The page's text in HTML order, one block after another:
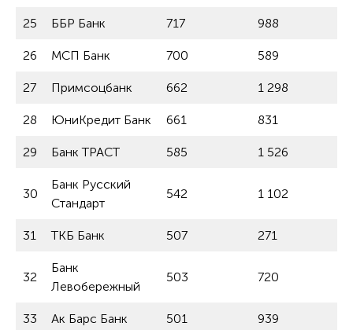
25 ББР Банк 717 988
26 МСП Банк 700 589
27 Примсоцбанк 662 1 298
28 ЮниКредит Банк 661 831
29 Банк ТРАСТ 585 1 526
30
Банк Русский
Стандарт
542 1 102
31 ТКБ Банк 507 271
32
Банк
Левобережный
503 720
33 Ак Барс Банк 501 939